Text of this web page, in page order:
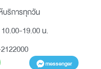
บริการทุกวัน
10.00-19.00 น.
messenger